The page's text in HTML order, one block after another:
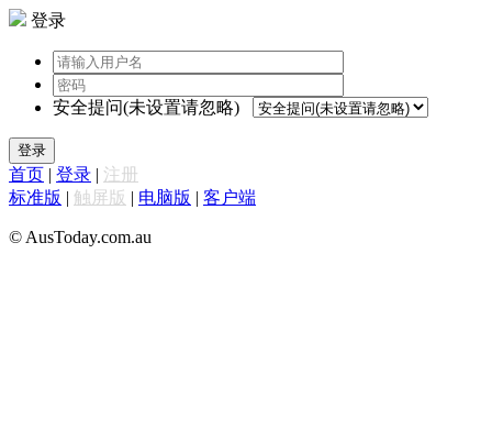
登录
安全提问(未设置请忽略)
登录
首页 | 登录 | 注册
标准版 | 触屏版 | 电脑版 | 客户端
© AusToday.com.au